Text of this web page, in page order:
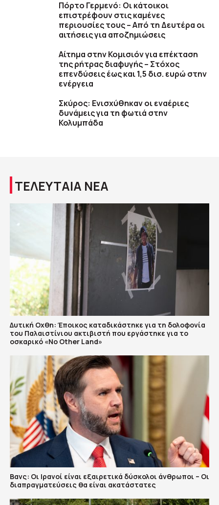
Πόρτο Γερμενό: Οι κάτοικοι
επιστρέφουν στις καμένες
περιουσίες τους – Aπό τη Δευτέρα οι
αιτήσεις για αποζημιώσεις
Αίτημα στην Κομισιόν για επέκταση
της ρήτρας διαφυγής – Στόχος
επενδύσεις έως και 1,5 δισ. ευρώ στην
ενέργεια
Σκύρος: Ενισχύθηκαν οι εναέριες
δυνάμεις για τη φωτιά στην
Κολυμπάδα
ΤΕΛΕΥΤΑΙΑ ΝΕΑ
Δυτική Οχθη: Έποικος καταδικάστηκε για τη δολοφονία
του Παλαιστίνιου ακτιβιστή που εργάστηκε για το
οσκαρικό «No Other Land»
Βανς: Οι Ιρανοί είναι εξαιρετικά δύσκολοι άνθρωποι – Οι
διαπραγματεύσεις θα είναι ακατάστατες